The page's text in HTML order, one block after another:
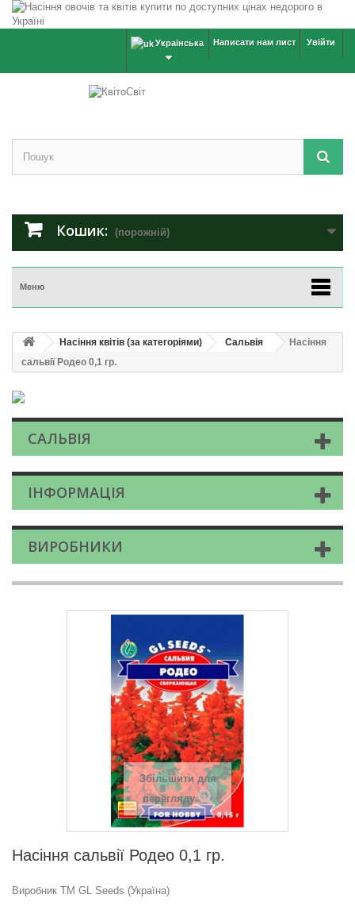
Увійти
Написати нам лист
Українська
Кошик: (порожній)
Меню
Насіння квітів (за категоріями) Сальвія
Насіння
сальвії Родео 0,1 гр.
САЛЬВІЯ
ІНФОРМАЦІЯ
ВИРОБНИКИ
Збільшити для
перегляду
Насіння сальвії Родео 0,1 гр.
Виробник ТМ GL Seeds (Україна)